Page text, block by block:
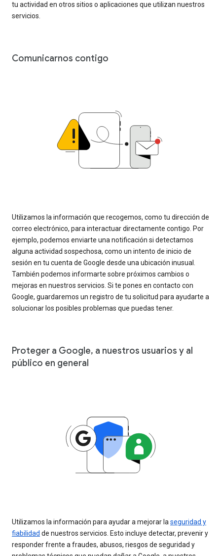
tu actividad en otros sitios o aplicaciones que utilizan nuestros
servicios.
Comunicarnos contigo
Utilizamos la información que recogemos, como tu dirección de
correo electrónico, para interactuar directamente contigo. Por
ejemplo, podemos enviarte una notificación si detectamos
alguna actividad sospechosa, como un intento de inicio de
sesión en tu cuenta de Google desde una ubicación inusual.
También podemos informarte sobre próximos cambios o
mejoras en nuestros servicios. Si te pones en contacto con
Google, guardaremos un registro de tu solicitud para ayudarte a
solucionar los posibles problemas que puedas tener.
Proteger a Google, a nuestros usuarios y al
público en general
Utilizamos la información para ayudar a mejorar la seguridad y
fiabilidad de nuestros servicios. Esto incluye detectar, prevenir y
responder frente a fraudes, abusos, riesgos de seguridad y